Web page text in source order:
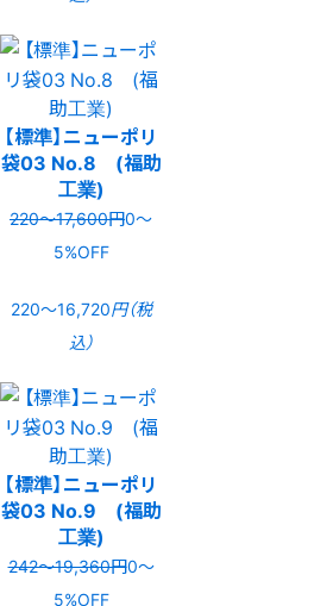
【標準】ニューポリ
袋03 No.8 (福助
工業)
220〜17,600円0〜
5%OFF
220〜16,720円（税
込）
【標準】ニューポリ
袋03 No.9 (福助
工業)
242〜19,360円0〜
5%OFF